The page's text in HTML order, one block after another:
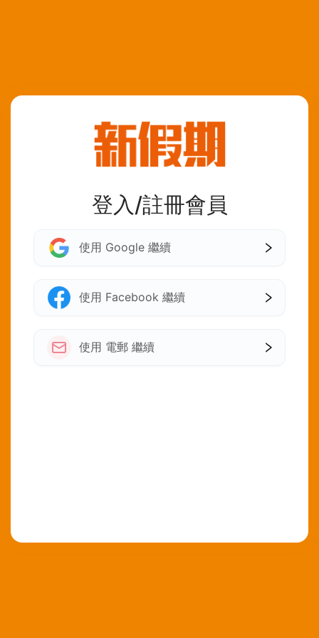
登入/註冊會員
使用 Google 繼續
使用 Facebook 繼續
使用 電郵 繼續